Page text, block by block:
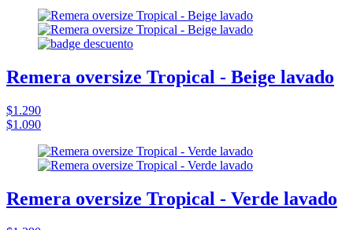
Remera oversize Tropical - Beige lavado
$1.290
$1.090
Remera oversize Tropical - Verde lavado